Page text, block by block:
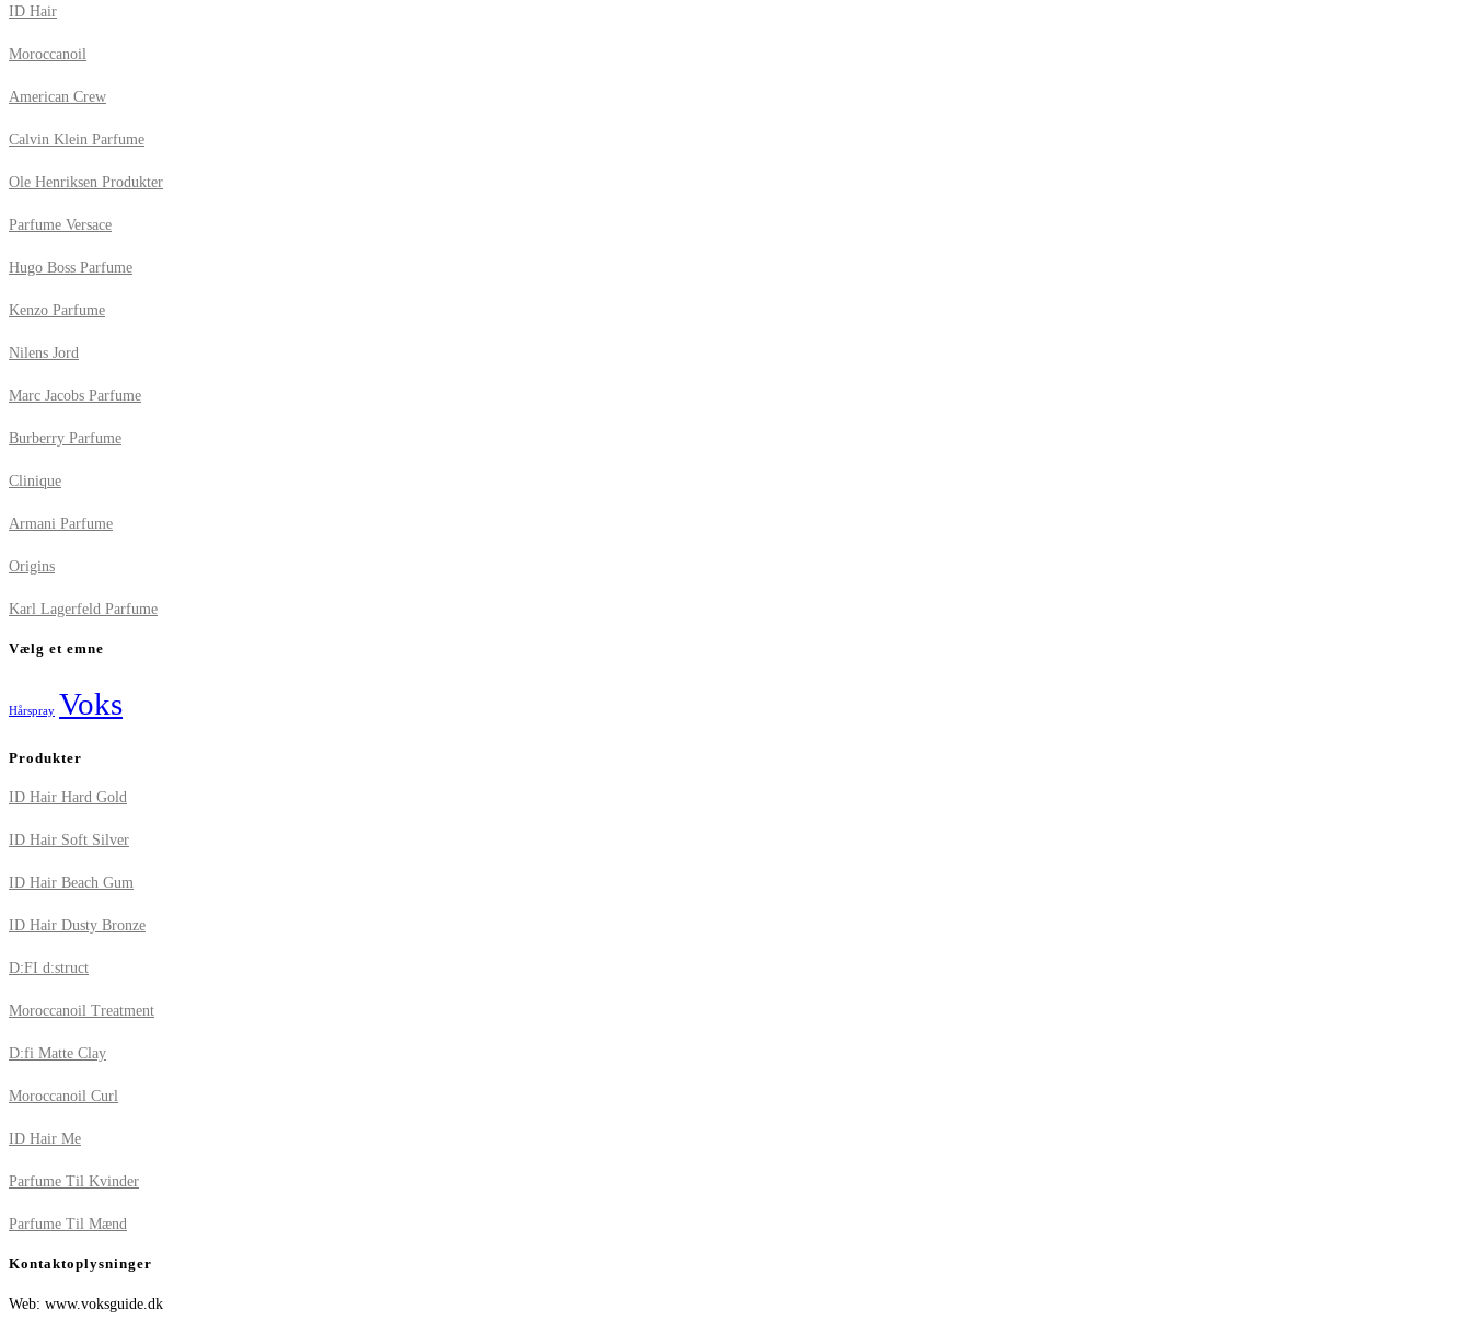
ID Hair
Moroccanoil
American Crew
Calvin Klein Parfume
Ole Henriksen Produkter
Parfume Versace
Hugo Boss Parfume
Kenzo Parfume
Nilens Jord
Marc Jacobs Parfume
Burberry Parfume
Clinique
Armani Parfume
Origins
Karl Lagerfeld Parfume
Vælg et emne
Hårspray Voks
Produkter
ID Hair Hard Gold
ID Hair Soft Silver
ID Hair Beach Gum
ID Hair Dusty Bronze
D:FI d:struct
Moroccanoil Treatment
D:fi Matte Clay
Moroccanoil Curl
ID Hair Me
Parfume Til Kvinder
Parfume Til Mænd
Kontaktoplysninger
Web: www.voksguide.dk